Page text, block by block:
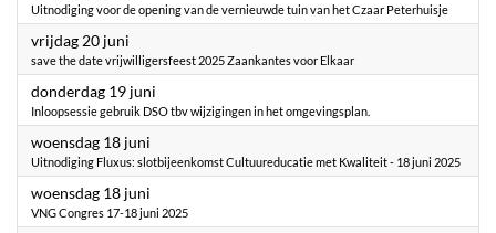
Uitnodiging voor de opening van de vernieuwde tuin van het Czaar Peterhuisje
vrijdag 20 juni
save the date vrijwilligersfeest 2025 Zaankantes voor Elkaar
donderdag 19 juni
Inloopsessie gebruik DSO tbv wijzigingen in het omgevingsplan.
woensdag 18 juni
Uitnodiging Fluxus: slotbijeenkomst Cultuureducatie met Kwaliteit - 18 juni 2025
woensdag 18 juni
VNG Congres 17-18 juni 2025